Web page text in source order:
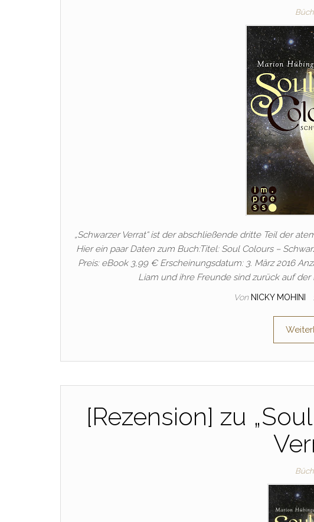
„Schwarzer Verrat“ ist der abschließende dritte Teil der
Hier ein paar Daten zum Buch:Titel: Soul Colours –
Preis: eBook 3,99 € Erscheinungsdatum: 3. März 2016
Liam und ihre Freunde sind zurück auf
Von NICKY MOHINI
[Rezension] zu